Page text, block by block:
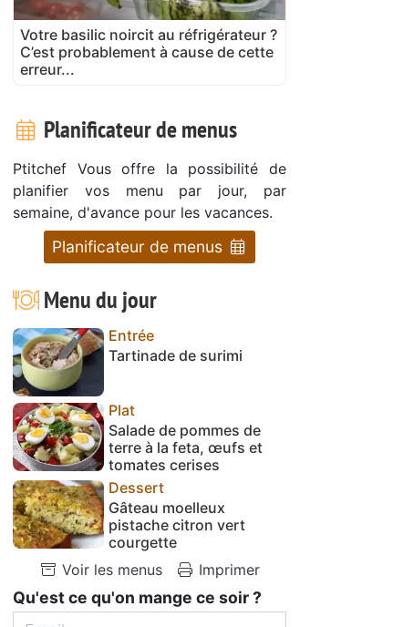
Votre basilic noircit au réfrigérateur ?
C’est probablement à cause de cette
erreur...
Planificateur de menus
Ptitchef Vous offre la possibilité de
planifier vos menu par jour, par
semaine, d'avance pour les vacances.
Planificateur de menus
Menu du jour
Entrée
Tartinade de surimi
Plat
Salade de pommes de
terre à la feta, œufs et
tomates cerises
Dessert
Gâteau moelleux
pistache citron vert
courgette
Voir les menus
Imprimer
Qu'est ce qu'on mange ce soir ?